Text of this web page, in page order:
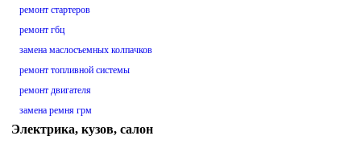
ремонт стартеров
ремонт гбц
замена маслосъемных колпачков
ремонт топливной системы
ремонт двигателя
замена ремня грм
Электрика, кузов, салон